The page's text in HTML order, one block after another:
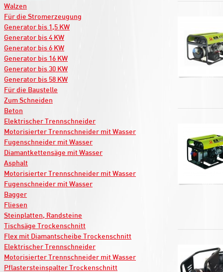
Walzen
Für die Stromerzeugung
Generator bis 1,5 KW
Generator bis 4 KW
Generator bis 6 KW
Generator bis 16 KW
Generator bis 30 KW
Generator bis 58 KW
Für die Baustelle
Zum Schneiden
Beton
Elektrischer Trennschneider
Motorisierter Trennschneider mit Wasser
Fugenschneider mit Wasser
Diamantkettensäge mit Wasser
Asphalt
Motorisierter Trennschneider mit Wasser
Fugenschneider mit Wasser
Bagger
Fliesen
Steinplatten, Randsteine
Tischsäge Trockenschnitt
Flex mit Diamantscheibe Trockenschnitt
Elektrischer Trennschneider
Motorisierter Trennschneider mit Wasser
Pflastersteinspalter Trockenschnitt